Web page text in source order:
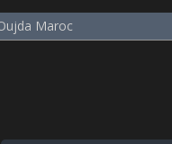
Maroc